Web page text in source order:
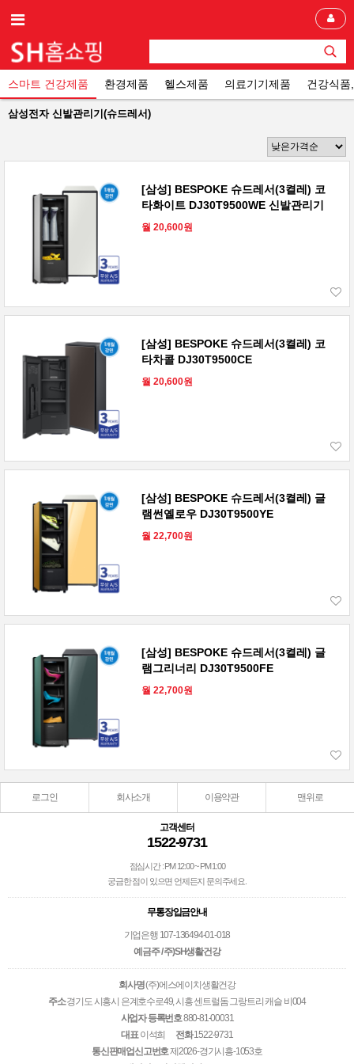
스마트 건강제품 환경제품 헬스제품 의료기기제품 건강식품
삼성전자 신발관리기(슈드레서)
[삼성] BESPOKE 슈드레서(3켤레) 코
타화이트 DJ30T9500WE 신발관리기
월 20,600원
[삼성] BESPOKE 슈드레서(3켤레) 코
타차콜 DJ30T9500CE
월 20,600원
[삼성] BESPOKE 슈드레서(3켤레) 글
램썬옐로우 DJ30T9500YE
월 22,700원
[삼성] BESPOKE 슈드레서(3켤레) 글
램그리너리 DJ30T9500FE
월 22,700원
로그인 회사소개 이용약관 맨위로
고객센터
1522-9731
점심시간 : PM 12:00 ~ PM 1:00
궁금한 점이 있으면 언제든지 문의주세요.
무통장입금안내
기업은행 107-136494-01-018
예금주 / 주)SH생활건강
회사명(주)에스에이치생활건강
주소경기도 시흥시 은계호수로49, 시흥 센트럴돔 그랑트리 캐슬 비004
사업자 등록번호880-81-00031
대표이석희 전화1522-9731
통신판매업신고번호제2026-경기시흥-1053호